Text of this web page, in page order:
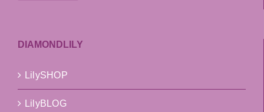
DIAMONDLILY
LilySHOP
LilyBLOG